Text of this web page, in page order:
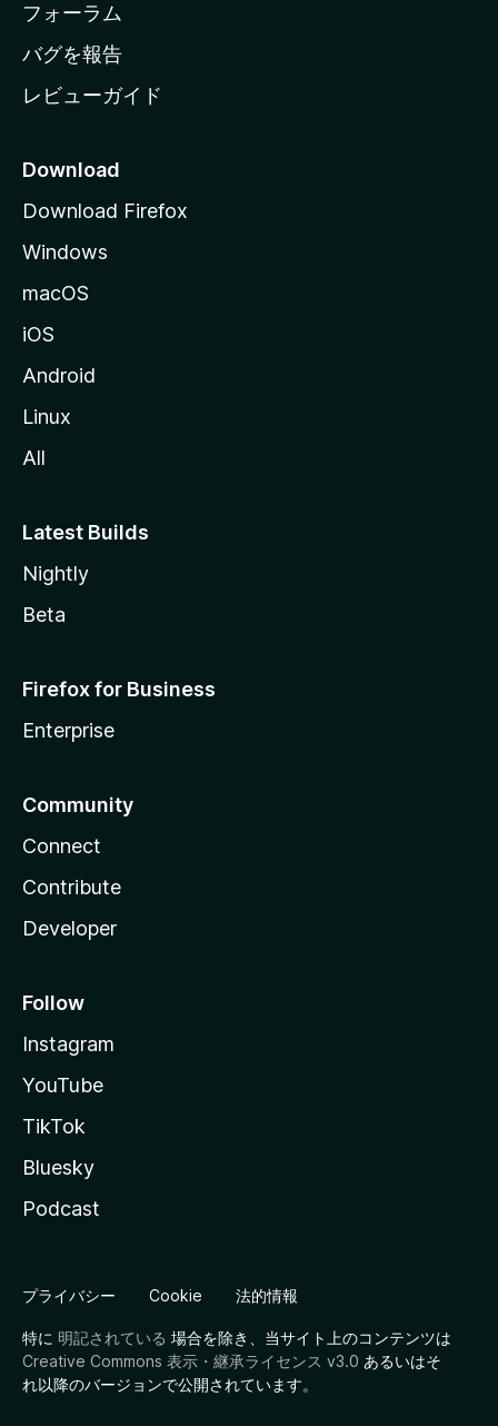
ジ
へ
フォーラム
バグを報告
レビューガイド
Download
Download Firefox
Windows
macOS
iOS
Android
Linux
All
Latest Builds
Nightly
Beta
Firefox for Business
Enterprise
Community
Connect
Contribute
Developer
Follow
Instagram
YouTube
TikTok
Bluesky
Podcast
プライバシー Cookie 法的情報
特に 明記されている 場合を除き、当サイト上のコンテンツは
Creative Commons 表示・継承ライセンス v3.0 あるいはそ
れ以降のバージョンで公開されています。